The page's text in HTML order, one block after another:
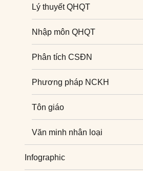
Lý thuyết QHQT
Nhập môn QHQT
Phân tích CSĐN
Phương pháp NCKH
Tôn giáo
Văn minh nhân loại
Infographic